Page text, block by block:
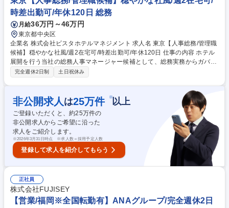
www.youtube.com/watch?v=T5Xs84QEaJE 募集職種 未経験歓迎[舞鶴]設
備管理◆安心の教育・研修体制/年休130日/オリックスGr◎
時差出勤可/年休120日 総務
月給36万円～46万円
東京都中央区
企業名 株式会社ビスタホテルマネジメント 求人名 東京【人事総務/管理職
候補】穏やかな社風/週2在宅可/時差出勤可/年休120日 仕事の内容 ホテル
展開を行う当社の総務人事マネージャー候補として、総務実務からガバナ
ンス強化まで幅広くお任せします。ファシリティ管理や研修企画、リスク
ス・ホテル等の就労環境、社宅、備品の管理●セキュリティ・個人情報保
護、防災、リスク管理の推進●契約書・稟議書等の文書や印章、知的財産
権の運用管理●社内外研修の企画・実行、従業員の健康診断管理 ●損害保
険やリース契約の統括管理 ※総務人事のマネージャーとして、業務改善や
メンバー育成、各種企画立案などのマネジメント業務もお任せします。 募
集職種 東京【人事総務/管理職候補】穏やかな社風/週2在宅可/時差出勤可/
年休120日
完全週休2日制 土日祝休み
非公開求人 は25万件 ※以上
ご登録いただくと、約25万件の
非公開求人からご希望に沿った
求人をご紹介します。
※2026年3月31日時点 ※求人数＝採用予定人数
登録して求人を紹介してもらう
正社員
株式会社FUJISEY
【営業/福岡※全国転勤有】ANAグループ/完全週休2日